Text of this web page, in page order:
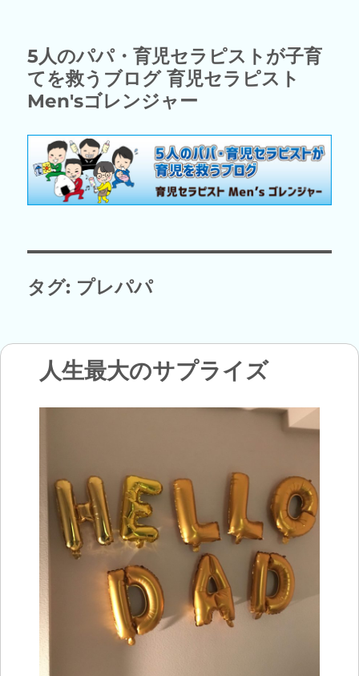
5人のパパ・育児セラピストが子育
てを救うブログ 育児セラピスト
Men'sゴレンジャー
タグ: プレパパ
人生最大のサプライズ